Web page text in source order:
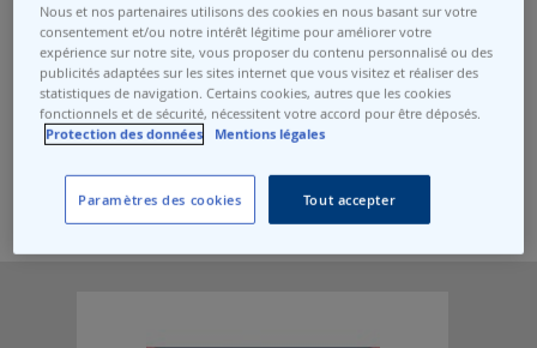
Embarcadère de départ
Toutes les stations
Saison
Toutes les saisons
Nous et nos partenaires utilisons des cookies en nous basant sur votre
consentement et/ou notre intérêt légitime pour améliorer votre
expérience sur notre site, vous proposer du contenu personnalisé ou des
publicités adaptées sur les sites internet que vous visitez et réaliser des
statistiques de navigation. Certains cookies, autres que les cookies
fonctionnels et de sécurité, nécessitent votre accord pour être déposés.
Protection des données Mentions légales
Paramètres des cookies Tout accepter